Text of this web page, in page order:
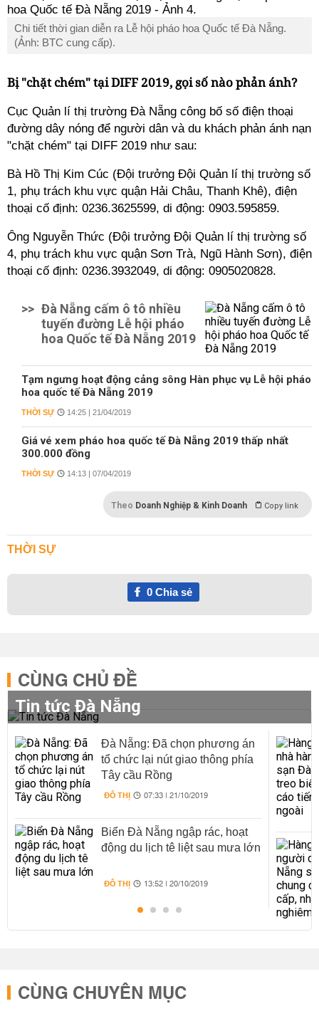
Chi tiết thời gian diễn ra Lễ hội pháo hoa Quốc tế Đà Nẵng.
(Ảnh: BTC cung cấp).
Bị "chặt chém" tại DIFF 2019, gọi số nào phản ánh?
Cục Quản lí thị trường Đà Nẵng công bố số điện thoại
đường dây nóng để người dân và du khách phản ánh nạn
"chặt chém" tại DIFF 2019 như sau:
Bà Hồ Thị Kim Cúc (Đội trưởng Đội Quản lí thị trường số
1, phụ trách khu vực quận Hải Châu, Thanh Khê), điện
thoại cố định: 0236.3625599, di động: 0903.595859.
Ông Nguyễn Thức (Đội trưởng Đội Quản lí thị trường số
4, phụ trách khu vực quận Sơn Trà, Ngũ Hành Sơn), điện
thoại cố định: 0236.3932049, di động: 0905020828.
>> Đà Nẵng cấm ô tô nhiều
tuyến đường Lễ hội pháo
hoa Quốc tế Đà Nẵng 2019
Tạm ngưng hoạt động cảng sông Hàn phục vụ Lễ hội pháo
hoa quốc tế Đà Nẵng 2019
THỜI SỰ 14:25 | 21/04/2019
Giá vé xem pháo hoa quốc tế Đà Nẵng 2019 thấp nhất
300.000 đồng
THỜI SỰ 14:13 | 07/04/2019
Theo Doanh Nghiệp & Kinh Doanh Copy link
THỜI SỰ
0Chia sẻ
CÙNG CHỦ ĐỀ
Tin tức Đà Nẵng
Đà Nẵng: Đã chọn phương án
tổ chức lại nút giao thông phía
Tây cầu Rồng
ĐÔ THỊ 07:33 | 21/10/2019
Biển Đà Nẵng ngập rác, hoạt
động du lịch tê liệt sau mưa lớn
ĐÔ THỊ 13:52 | 20/10/2019
CÙNG CHUYÊN MỤC